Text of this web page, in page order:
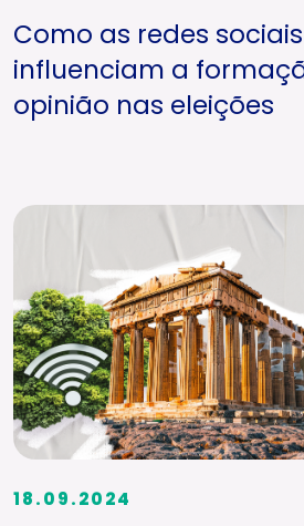
Como as redes sociais
influenciam a
opinião nas eleições
18.09.2024